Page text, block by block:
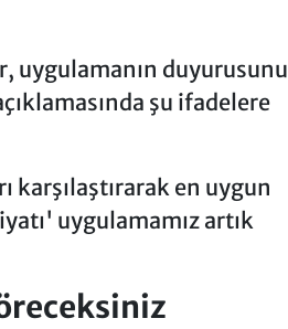
uygulamanın duyurusunu
şu ifadelere
en uygun
uygulamamız artık